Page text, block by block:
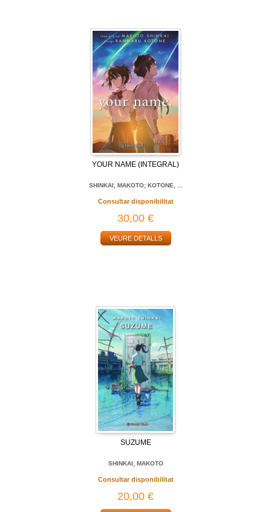
YOUR NAME (INTEGRAL)
SHINKAI, MAKOTO; KOTONE, ...
Consultar disponibilitat
30,00 €
VEURE DETALLS
SUZUME
SHINKAI, MAKOTO
Consultar disponibilitat
20,00 €